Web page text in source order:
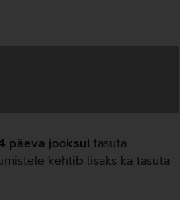
päeva jooksul tasuta
kehtib lisaks ka tasuta